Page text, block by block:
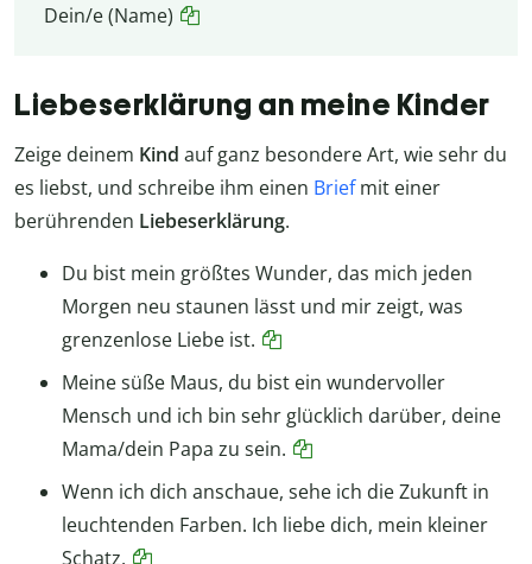
Dein/e (Name)
Liebeserklärung an meine Kinder
Zeige deinem Kind auf ganz besondere Art, wie sehr du
es liebst, und schreibe ihm einen Briefmit einer
berührenden Liebeserklärung.
Du bist mein größtes Wunder, das mich jeden
Morgen neu staunen lässt und mir zeigt, was
grenzenlose Liebe ist.
Meine süße Maus, du bist ein wundervoller
Mensch und ich bin sehr glücklich darüber, deine
Mama/dein Papa zu sein.
Wenn ich dich anschaue, sehe ich die Zukunft in
leuchtenden Farben. Ich liebe dich, mein kleiner
Schatz.